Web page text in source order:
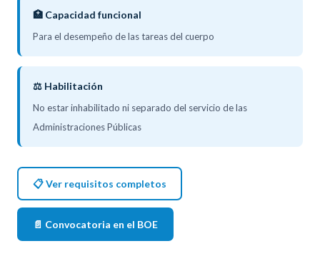
🏥 Capacidad funcional
Para el desempeño de las tareas del cuerpo
⚖️ Habilitación
No estar inhabilitado ni separado del servicio de las
Administraciones Públicas
📋 Ver requisitos completos
📄 Convocatoria en el BOE